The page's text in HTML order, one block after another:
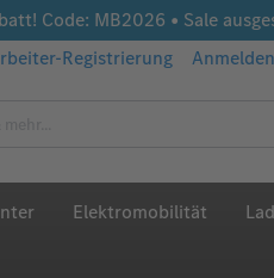
Code: MB2026 • Sale
Registrierung
Anmelden
Elektromobilität